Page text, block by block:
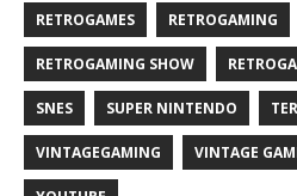
RETROGAMES RETROGAMING
RETROGAMING SHOW
SNES SUPER NINTENDO
VINTAGEGAMING VINTAGE